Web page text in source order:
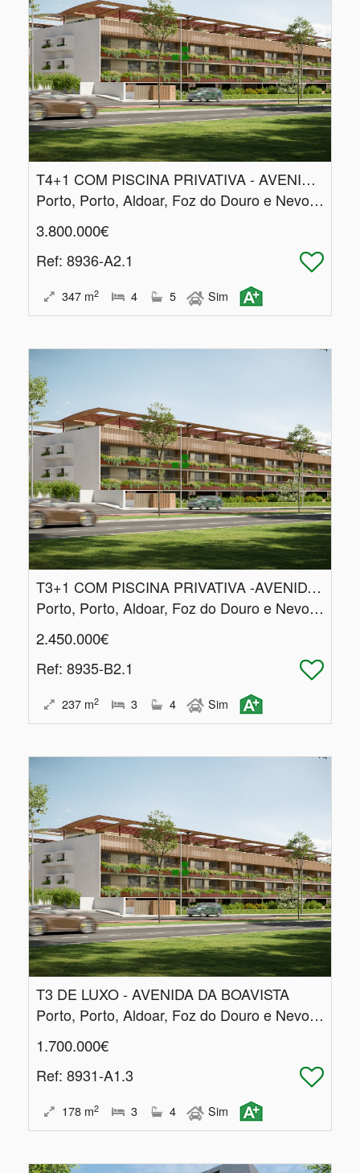
T4+1 COM PISCINA PRIVATIVA - AVENIDA DA BOAVISTA
Porto, Porto, Aldoar, Foz do Douro e Nevogilde
3.800.000€
Ref: 8936-A2.1
347 m2 4 5 Sim
T3+1 COM PISCINA PRIVATIVA -AVENIDA DA BOAVISTA
Porto, Porto, Aldoar, Foz do Douro e Nevogilde
2.450.000€
Ref: 8935-B2.1
237 m2 3 4 Sim
T3 DE LUXO - AVENIDA DA BOAVISTA
Porto, Porto, Aldoar, Foz do Douro e Nevogilde
1.700.000€
Ref: 8931-A1.3
178 m2 3 4 Sim